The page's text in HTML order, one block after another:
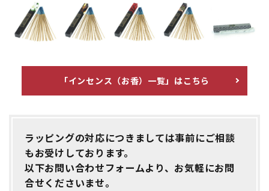
「インセンス（お香）一覧」はこちら
ラッピングの対応につきましては事前にご相談
もお受けしております。
以下お問い合わせフォームより、お気軽にお問
合せくださいませ。